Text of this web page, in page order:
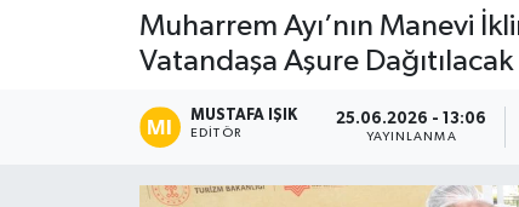
Muharrem Ayı’nın Manevi
Vatandaşa Aşure
MUSTAFA IŞIK
EDITÖR
25.06.2026 - 13:06
YAYINLANMA
Tokat Spor
Tüm Manşetler
Son Dakika Haberleri
Haber Arşivi